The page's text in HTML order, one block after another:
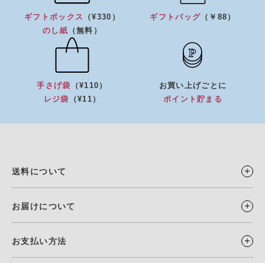
ギフトボックス
（¥330）
のし紙 （無料）
ギフトバッグ （￥88）
手さげ袋
（¥110）
レジ袋
（¥11）
お買い上げごとに
ポイント貯まる
送料について
お届けについて
お支払い方法